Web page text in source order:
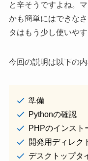
と辛そうですよね。
かも簡単にはできな
タはもう少し使いや
今回の説明は以下の内
準備
Pythonの確認
PHPのインスト
開発用ディレク
デスクトップタ